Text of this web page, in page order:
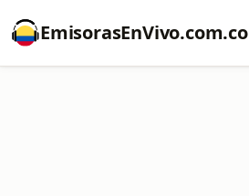
EmisorasEnVivo.com.co